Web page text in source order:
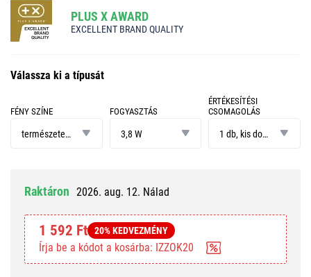
PLUS X AWARD
EXCELLENT BRAND QUALITY
Válassza ki a típusát
FÉNY SZÍNE
színe
természetes fehér
FOGYASZTÁS
3,8 W
ÉRTÉKESÍTÉSI
CSOMAGOLÁS
csomagolás
1 db, kis doboz
Raktáron 2026. aug. 12. Nálad
1 592 Ft 20% KEDVEZMÉNY
Írja be a kódot a kosárba: IZZOK20